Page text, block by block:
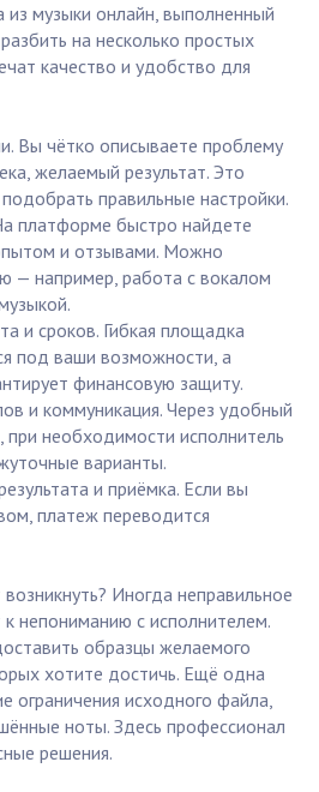
музыки онлайн, выполненный
на несколько простых
качество и удобство для
Вы чётко описываете проблему
желаемый результат. Это
правильные настройки.
платформе быстро найдете
и отзывами. Можно
— например, работа с вокалом
и сроков. Гибкая площадка
под ваши возможности, а
финансовую защиту.
и коммуникация. Через удобный
при необходимости исполнитель
варианты.
и приёмка. Если вы
платеж переводится
Иногда неправильное
непониманию с исполнителем.
образцы желаемого
хотите достичь. Ещё одна
ограничения исходного файла,
ноты. Здесь профессионал
решения.